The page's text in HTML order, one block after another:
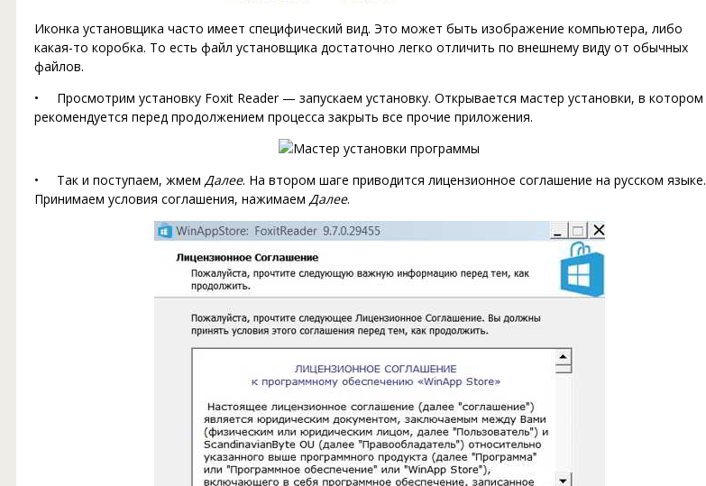
Иконка установщика часто имеет специфический вид. Это может быть изображение компьютера, либо
какая-то коробка. То есть файл установщика достаточно легко отличить по внешнему виду от обычных
файлов.
• Просмотрим установку Foxit Reader — запускаем установку. Открывается мастер установки, в котором
рекомендуется перед продолжением процесса закрыть все прочие приложения.
• Так и поступаем, жмем Далее. На втором шаге приводится лицензионное соглашение на русском языке.
Принимаем условия соглашения, нажимаем Далее.